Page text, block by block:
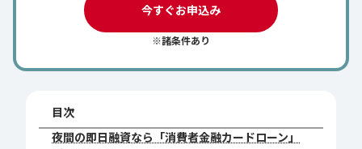
今すぐお申込み
※諸条件あり
目次
夜間の即日融資なら「消費者金融カードローン」